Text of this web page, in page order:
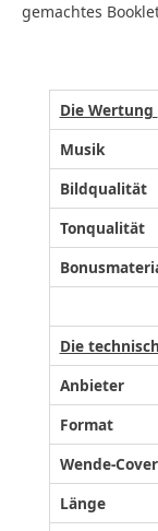
gemachtes
Die Wertung
Musik
Bildqualität
Tonqualität
Die
Anbieter
Format
Wende-Cover
Länge